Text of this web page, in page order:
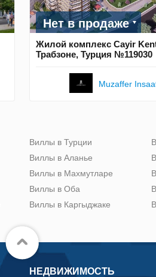
Нет в продаже
Жилой комплекс Cayir
Трабзоне, Турция №119030
Muzaffer
Виллы в Турции
Виллы в Аланье
Виллы в Махмутларе
Виллы в Оба
Виллы в Каргыджаке
НЕДВИЖИМОСТЬ